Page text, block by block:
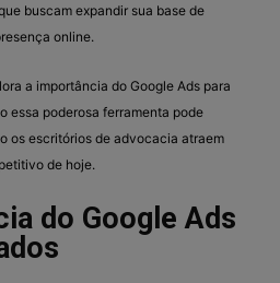
buscam expandir sua base de
online.
a importância do Google Ads para
essa poderosa ferramenta pode
os escritórios de advocacia atraem
de hoje.
do Google Ads